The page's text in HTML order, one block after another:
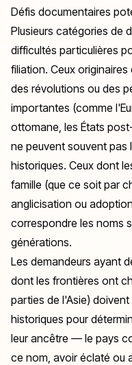
Défis documentaires
Plusieurs catégories de
difficultés particulières
filiation. Ceux
des révolutions ou des
importantes (comme
ottomane, les États
ne peuvent souvent pas
historiques. Ceux dont
famille (que ce soit par
anglicisation ou
correspondre les noms
générations.
Les demandeurs ayant
dont les frontières ont
parties de l'Asie)
historiques pour
leur ancêtre — le pays
ce nom, avoir éclaté ou